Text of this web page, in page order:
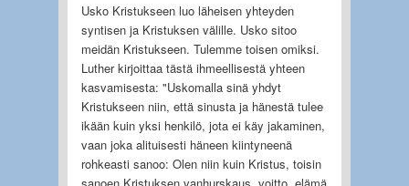
Usko Kristukseen luo läheisen yhteyden
syntisen ja Kristuksen välille. Usko sitoo
meidän Kristukseen. Tulemme toisen omiksi.
Luther kirjoittaa tästä ihmeellisestä yhteen
kasvamisesta: "Uskomalla sinä yhdyt
Kristukseen niin, että sinusta ja hänestä tulee
ikään kuin yksi henkilö, jota ei käy jakaminen,
vaan joka alituisesti häneen kiintyneenä
rohkeasti sanoo: Olen niin kuin Kristus, toisin